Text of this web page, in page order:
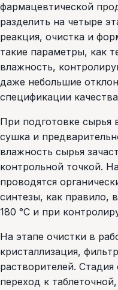
фармацевтической
разделить на четыре
реакция, очистка и
такие параметры, как
влажность,
даже небольшие
спецификации
При подготовке сырья
сушка и
влажность сырья
контрольной точкой.
проводятся
синтезы, как правило,
180 °C и при
На этапе очистки в
кристаллизация,
растворителей.
переход к